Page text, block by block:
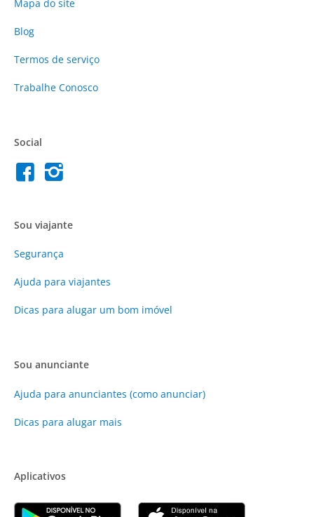
Mapa do site
Blog
Termos de serviço
Trabalhe Conosco
Social
Sou viajante
Segurança
Ajuda para viajantes
Dicas para alugar um bom imóvel
Sou anunciante
Ajuda para anunciantes (como anunciar)
Dicas para alugar mais
Aplicativos